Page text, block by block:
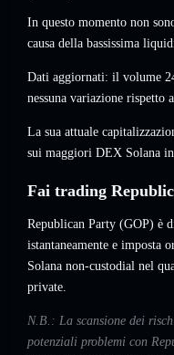
In questo momento non
causa della bassissima
Dati aggiornati: il volume
nessuna variazione rispetto
La sua attuale
sui maggiori DEX Solana
Fai trading
Republican Party (GOP) è
istantaneamente e imposta
Solana non-custodial nel
private.
N.B.: La scansione dei
potenziali problemi con